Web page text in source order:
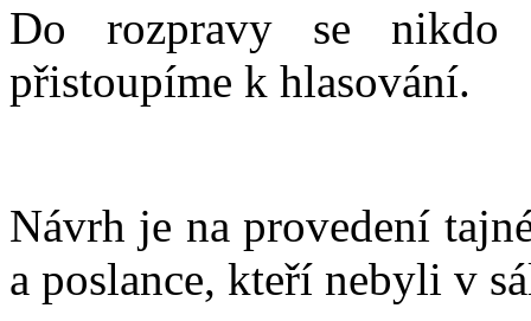
Do rozpravy se nikdo
přistoupíme k hlasování.
Návrh je na provedení
a poslance, kteří nebyli v